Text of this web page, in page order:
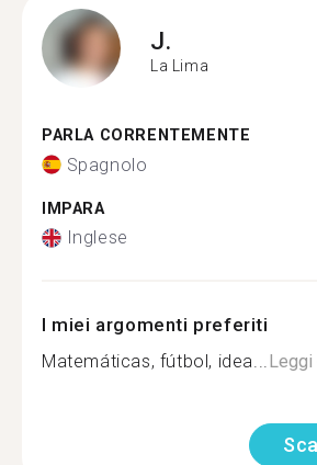
J.
La Lima
PARLA CORRENTEMENTE
Spagnolo
IMPARA
Inglese
I miei argomenti preferiti
Matemáticas, fútbol, idea...Leggi